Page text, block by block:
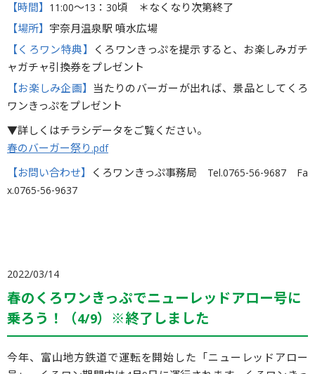
【時間】 11:00〜13：30頃 ＊なくなり次第終了
【場所】 宇奈月温泉駅 噴水広場
【くろワン特典】 くろワンきっぷを提示すると、お楽しみガチ
ャガチャ引換券をプレゼント
【お楽しみ企画】 当たりのバーガーが出れば、景品としてくろ
ワンきっぷをプレゼント
▼詳しくはチラシデータをご覧ください。
春のバーガー祭り.pdf
【お問い合わせ】 くろワンきっぷ事務局 Tel.0765-56-9687 Fa
x.0765-56-9637
2022/03/14
春のくろワンきっぷでニューレッドアロー号に
乗ろう！（4/9）※終了しました
今年、富山地方鉄道で運転を開始した「ニューレッドアロー